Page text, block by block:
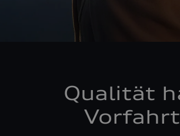
Qualität
Vorfahrt